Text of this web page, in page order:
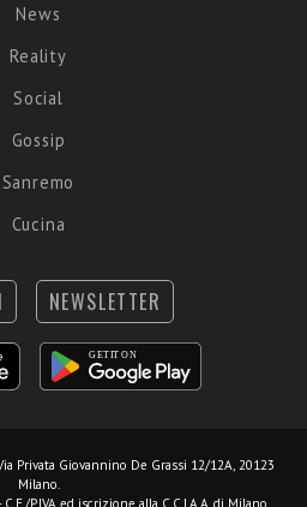
News
Reality
Social
Gossip
Sanremo
Cucina
NEWSLETTER
Privata Giovannino De Grassi 12/12A, 20123
Milano.